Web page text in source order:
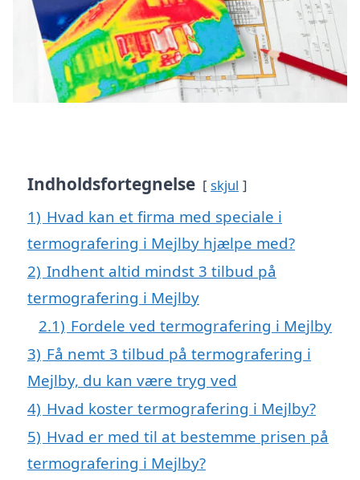
Indholdsfortegnelse skjul
1) Hvad kan et firma med speciale i
termografering i Mejlby hjælpe med?
2) Indhent altid mindst 3 tilbud på
termografering i Mejlby
2.1) Fordele ved termografering i Mejlby
3) Få nemt 3 tilbud på termografering i
Mejlby, du kan være tryg ved
4) Hvad koster termografering i Mejlby?
5) Hvad er med til at bestemme prisen på
termografering i Mejlby?